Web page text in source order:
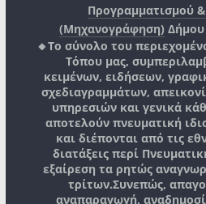
Προγραμματισμού
(Μηχανογράφηση)
🔸Το σύνολο του
Τόπου μας,
κειμένων, ειδήσεων,
σχεδιαγραμμάτων,
υπηρεσιών και γενικά
αποτελούν πνευματική
και διέπονται από τις
διατάξεις περί
εξαίρεση τα ρητώς
τρίτων.Συνεπώς,
αναπαραγωγή,